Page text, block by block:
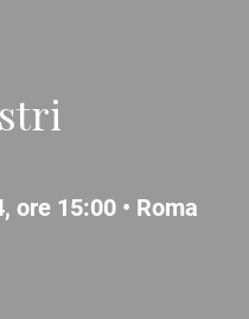
ore 15:00 • Roma